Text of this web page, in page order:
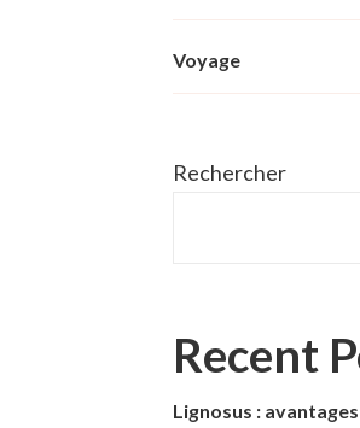
Voyage
Rechercher
Recent
Lignosus :